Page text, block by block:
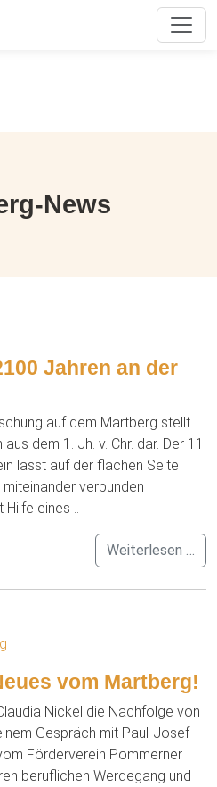
News
Jahren an der
auf dem Martberg stellt
dem 1. Jh. v. Chr. dar. Der 11
lässt auf der flachen Seite
verbunden
Hilfe eines ..
Weiterlesen …
vom Martberg!
Nickel die Nachfolge von
Gespräch mit Paul-Josef
Förderverein Pommerner
beruflichen Werdegang und